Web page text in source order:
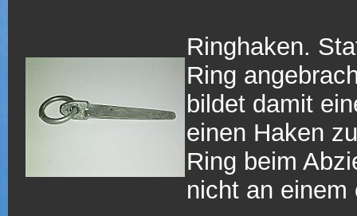
Ringhaken.
Ring
bildet damit
einen Haken
Ring beim
nicht an einem